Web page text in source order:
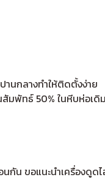
านกลางทำให้ติดตั้งง่าย
สัมพัทธ์ 50% ในหีบห่อ
กัน ขอแนะนำเครื่องดูด